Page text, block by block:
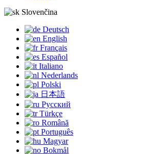
Slovenčina
Deutsch
English
Français
Español
Italiano
Nederlands
Polski
日本語
Русский
Türkçe
Română
Português
Magyar
Bokmål